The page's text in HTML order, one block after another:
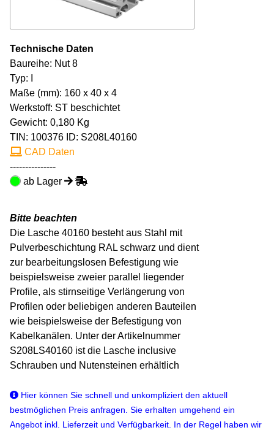
Technische Daten
Baureihe: Nut 8
Typ: I
Maße (mm): 160 x 40 x 4
Werkstoff: ST beschichtet
Gewicht: 0,180 Kg
TIN: 100376 ID: S208L40160
CAD Daten
---------------
ab Lager
Bitte beachten
Die Lasche 40160 besteht aus Stahl mit
Pulverbeschichtung RAL schwarz und dient
zur bearbeitungslosen Befestigung wie
beispielsweise zweier parallel liegender
Profile, als stirnseitige Verlängerung von
Profilen oder beliebigen anderen Bauteilen
wie beispielsweise der Befestigung von
Kabelkanälen. Unter der Artikelnummer
S208LS40160 ist die Lasche inclusive
Schrauben und Nutensteinen erhältlich
Hier können Sie schnell und unkompliziert den aktuell
bestmöglichen Preis anfragen. Sie erhalten umgehend ein
Angebot inkl. Lieferzeit und Verfügbarkeit. In der Regel haben wir